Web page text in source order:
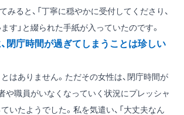
みると、「丁寧に穏やかに受付してくださり、
す」と綴られた手紙が入っていたのです。
閉庁時間が過ぎてしまうことは珍しい
はありません。ただその女性は、閉庁時間が
や職員がいなくなっていく状況にプレッシャ
いたようでした。私を気遣い、「大丈夫なん